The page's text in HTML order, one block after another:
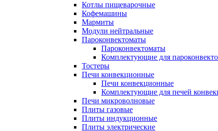
Котлы пищеварочные
Кофемашины
Мармиты
Модули нейтральные
Пароконвектоматы
Пароконвектоматы
Комплектующие для
Тостеры
Печи конвекционные
Печи конвекционные
Комплектующие для печей
Печи микроволновые
Плиты газовые
Плиты индукционные
Плиты электрические